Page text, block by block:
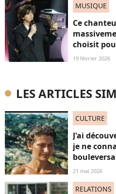
MUSIQUE
Ce
choisit
19 février 2026
LES ARTICLES
CULTURE
J'ai
je ne
21 mai 2026
RELATIONS